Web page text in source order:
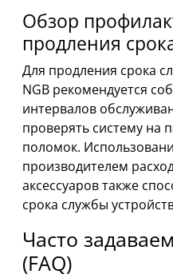
Обзор
продления
Для продления срока
NGB рекомендуется
интервалов
проверять систему на
поломок.
производителем
аксессуаров также
срока службы
Часто
(FAQ)